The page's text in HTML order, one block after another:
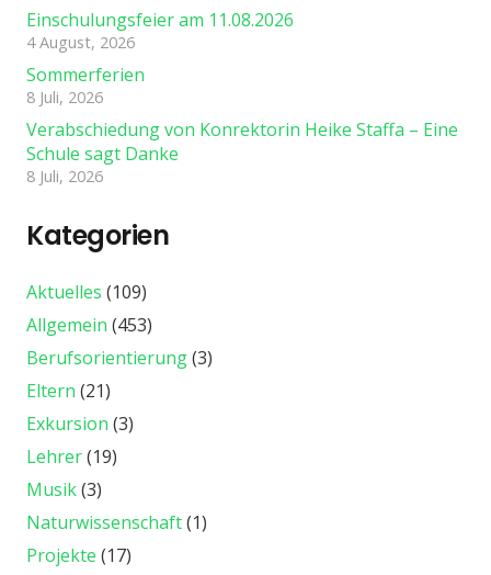
Einschulungsfeier am 11.08.2026
4 August, 2026
Sommerferien
8 Juli, 2026
Verabschiedung von Konrektorin Heike Staffa – Eine
Schule sagt Danke
8 Juli, 2026
Kategorien
Aktuelles (109)
Allgemein (453)
Berufsorientierung(3)
Eltern (21)
Exkursion (3)
Lehrer(19)
Musik(3)
Naturwissenschaft(1)
Projekte (17)